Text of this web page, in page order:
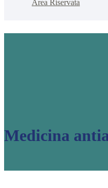
Area Riservata
Medicina